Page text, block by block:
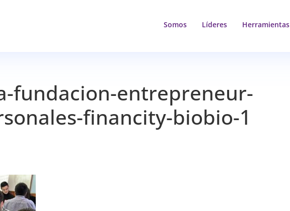
Somos Líderes Herramientas
fundacion-entrepreneur-
financity-biobio-1